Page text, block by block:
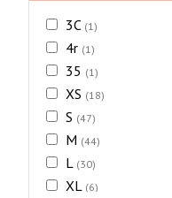
strieborná
béžová
žltá
3C (1)
4r (1)
35 (1)
XS (18)
S (47)
M (44)
L (30)
XL (6)